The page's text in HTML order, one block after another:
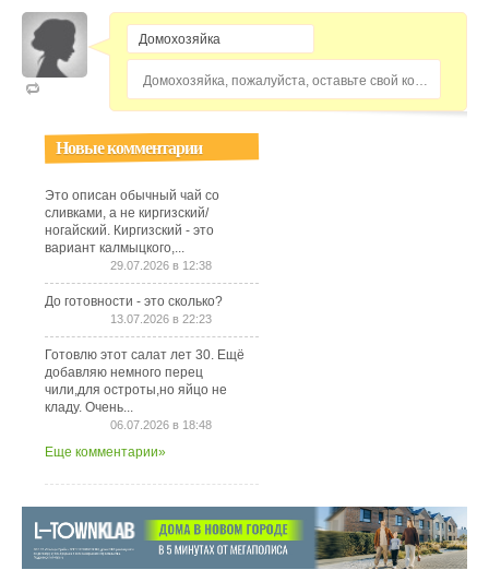
Домохозяйка, пожалуйста, оставьте свой комментарий...
Новые комментарии
Это описан обычный чай со
сливками, а не киргизский/
ногайский. Киргизский - это
вариант калмыцкого,...
29.07.2026 в 12:38
До готовности - это сколько?
13.07.2026 в 22:23
Готовлю этот салат лет 30. Ещё
добавляю немного перец
чили,для остроты,но яйцо не
кладу. Очень...
06.07.2026 в 18:48
Еще комментарии»